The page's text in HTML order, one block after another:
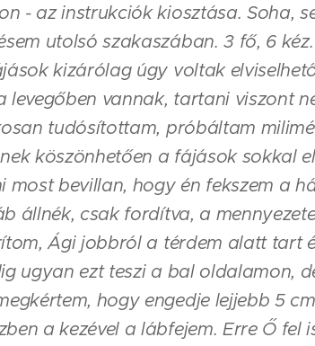
- az instrukciók kiosztása. Soha,
utolsó szakaszában. 3 fő, 6
kizárólag úgy voltak
levegőben vannak, tartani viszont
tudósítottam, próbáltam
köszönhetően a fájások sokkal
most bevillan, hogy én fekszem a
állnék, csak fordítva, a
Ági jobbról a térdem alatt tart
ugyan ezt teszi a bal oldalamon,
hogy engedje lejjebb 5
a kezével a lábfejem. Erre Ő fel